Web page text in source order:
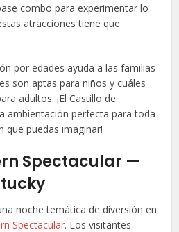
combo para experimentar lo
atracciones tiene que
por edades ayuda a las familias
son aptas para niños y cuáles
adultos. ¡El Castillo de
ambientación perfecta para toda
que puedas imaginar!
Spectacular —
noche temática de diversión en
Spectacular. Los visitantes